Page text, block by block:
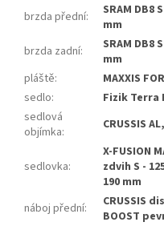
brzda přední:
SRAM
mm
brzda zadní:
SRAM
mm
pláště:
MAXXIS
sedlo:
Fizik Terra
sedlová
objímka: CRUSSIS
sedlovka:
X-FUSION
zdvih S -
190 mm
náboj přední:
CRUSSIS
BOOST